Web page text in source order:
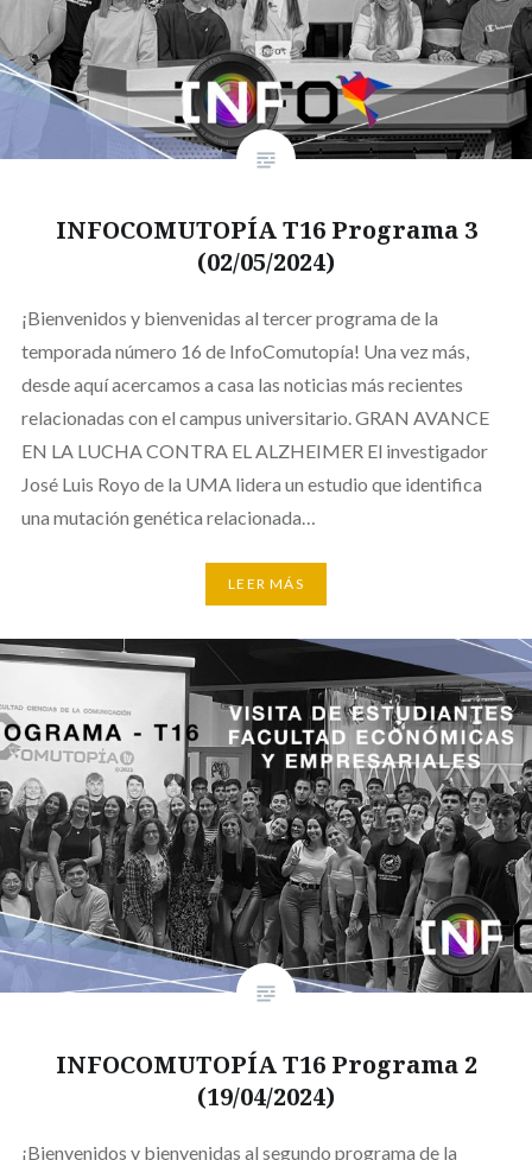
INFOCOMUTOPÍA T16 Programa 3
(02/05/2024)
¡Bienvenidos y bienvenidas al tercer programa de la
temporada número 16 de InfoComutopía! Una vez más,
desde aquí acercamos a casa las noticias más recientes
relacionadas con el campus universitario. GRAN AVANCE
EN LA LUCHA CONTRA EL ALZHEIMER El investigador
José Luis Royo de la UMA lidera un estudio que identifica
una mutación genética relacionada…
LEER MÁS
INFOCOMUTOPÍA T16 Programa 2
(19/04/2024)
¡Bienvenidos y bienvenidas al segundo programa de la